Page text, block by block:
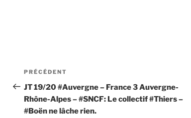
Navigation
de
l’article
Article
précédent
PRÉCÉDENT
JT 19/20 #Auvergne – France 3 Auvergne-
Rhône-Alpes – #SNCF: Le collectif #Thiers –
#Boën ne lâche rien.